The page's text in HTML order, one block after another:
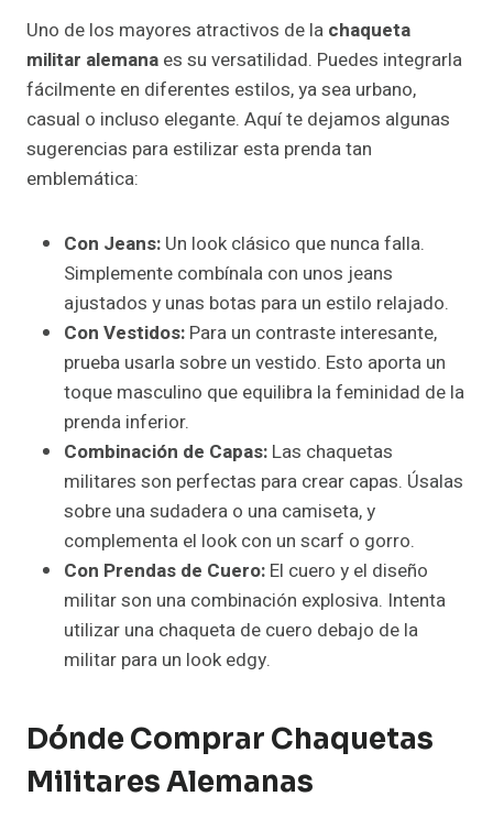
Uno de los mayores atractivos de la chaqueta
militar alemana es su versatilidad. Puedes integrarla
fácilmente en diferentes estilos, ya sea urbano,
casual o incluso elegante. Aquí te dejamos algunas
sugerencias para estilizar esta prenda tan
emblemática:
Con Jeans: Un look clásico que nunca falla.
Simplemente combínala con unos jeans
ajustados y unas botas para un estilo relajado.
Con Vestidos: Para un contraste interesante,
prueba usarla sobre un vestido. Esto aporta un
toque masculino que equilibra la feminidad de la
prenda inferior.
Combinación de Capas: Las chaquetas
militares son perfectas para crear capas. Úsalas
sobre una sudadera o una camiseta, y
complementa el look con un scarf o gorro.
Con Prendas de Cuero: El cuero y el diseño
militar son una combinación explosiva. Intenta
utilizar una chaqueta de cuero debajo de la
militar para un look edgy.
Dónde Comprar Chaquetas
Militares Alemanas